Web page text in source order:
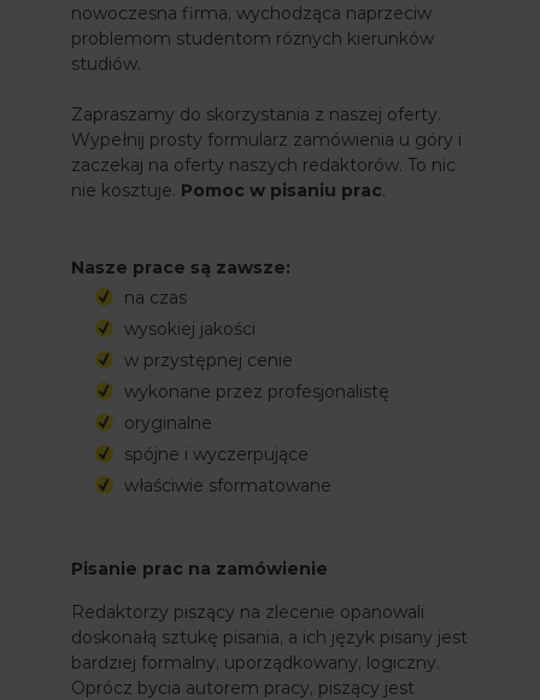
nowoczesna firma, wychodząca naprzeciw
problemom studentom różnych kierunków
studiów.
Zapraszamy do skorzystania z naszej oferty.
Wypełnij prosty formularz zamówienia u góry i
zaczekaj na oferty naszych redaktorów. To nic
nie kosztuje. Pomoc w pisaniu prac.
Nasze prace są zawsze:
na czas
wysokiej jakości
w przystępnej cenie
wykonane przez profesjonalistę
oryginalne
spójne i wyczerpujące
właściwie sformatowane
Pisanie prac na zamówienie
Redaktorzy piszący na zlecenie opanowali
doskonałą sztukę pisania, a ich język pisany jest
bardziej formalny, uporządkowany, logiczny.
Oprócz bycia autorem pracy, piszący jest